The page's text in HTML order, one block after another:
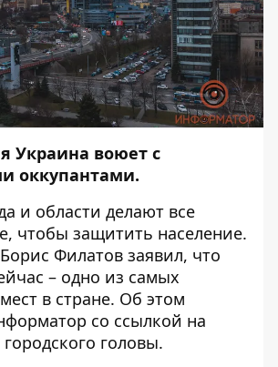
Украина воюет с
оккупантами.
и области делают все
чтобы защитить население.
Филатов заявил, что
– одно из самых
в стране. Об этом
со ссылкой на
головы.